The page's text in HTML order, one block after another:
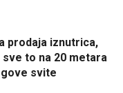
prodaja iznutrica,
to na 20 metara
svite